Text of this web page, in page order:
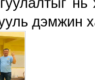
дэмжин